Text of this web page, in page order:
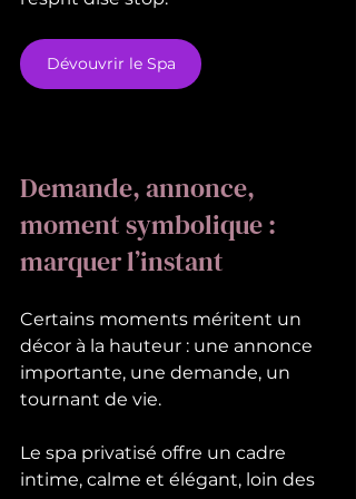
Dévouvrir le Spa
Demande, annonce,
moment symbolique :
marquer l’instant
Certains moments méritent un
décor à la hauteur : une annonce
importante, une demande, un
tournant de vie.
Le spa privatisé offre un cadre
intime, calme et élégant, loin des